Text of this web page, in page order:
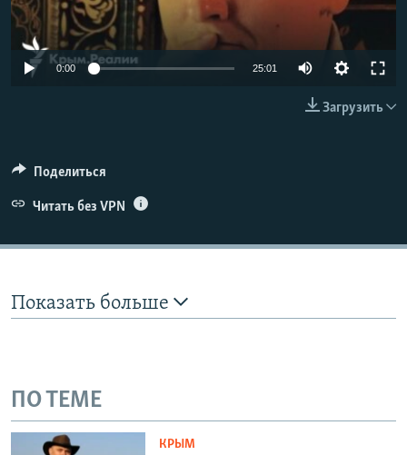
ПОБЕДИТЕЛЕЙ НЕ СУДЯТ?
КРЫМ.НЕПОКОРЕННЫЙ
ПРИСОЕДИНЯЙТЕСЬ!
Auto
0:00 25:01
240p
Загрузить
Поделиться
Читать без VPN
Показать больше
ПО ТЕМЕ
КРЫМ